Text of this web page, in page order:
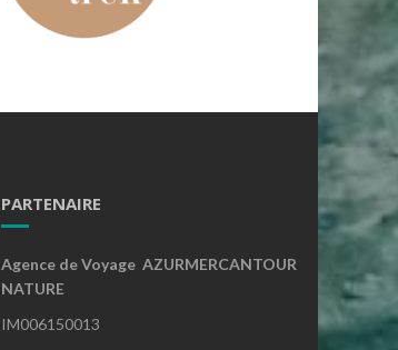
PARTENAIRE
Agence de Voyage AZURMERCANTOUR
NATURE
IM006150013